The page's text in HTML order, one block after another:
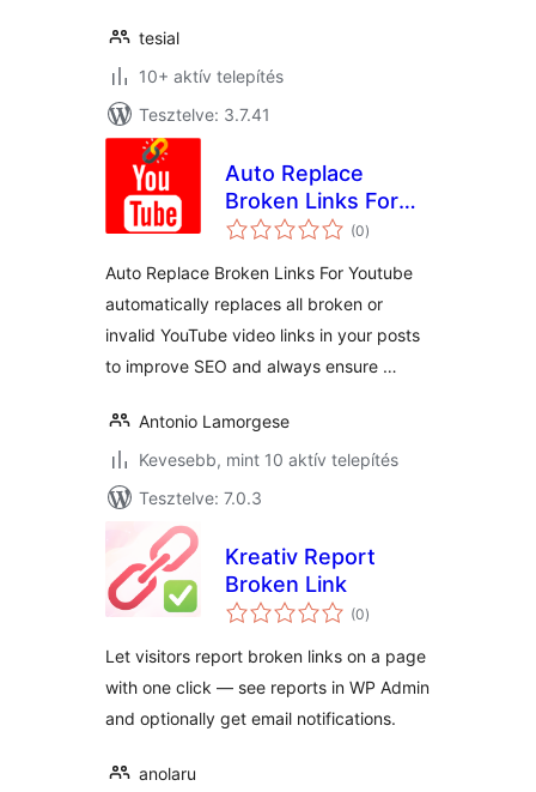
tesial
10+ aktív telepítés
Tesztelve: 3.7.41
Auto Replace
Broken Links For
Youtube
(0értékelés
összesen
)
Auto Replace Broken Links For Youtube
automatically replaces all broken or
invalid YouTube video links in your posts
to improve SEO and always ensure …
Antonio Lamorgese
Kevesebb, mint 10 aktív telepítés
Tesztelve: 7.0.3
Kreativ Report
Broken Link
(0értékelés
összesen
)
Let visitors report broken links on a page
with one click — see reports in WP Admin
and optionally get email notifications.
anolaru